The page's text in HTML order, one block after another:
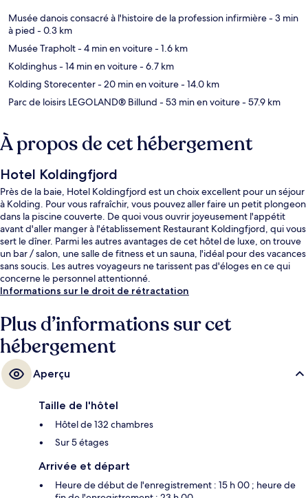
Musée danois consacré à l'histoire de la profession infirmière- 3 min
à pied - 0.3 km
Musée Trapholt- 4 min en voiture- 1.6 km
Koldinghus- 14 min en voiture- 6.7 km
Kolding Storecenter- 20 min en voiture- 14.0 km
Parc de loisirs LEGOLAND® Billund - 53 min en voiture- 57.9 km
À propos de cet hébergement
Hotel Koldingfjord
Près de la baie, Hotel Koldingfjord est un choix excellent pour un séjour
à Kolding. Pour vous rafraîchir, vous pouvez aller faire un petit plongeon
dans la piscine couverte. De quoi vous ouvrir joyeusement l'appétit
avant d'aller manger à l'établissement Restaurant Koldingfjord, qui vous
sert le dîner. Parmi les autres avantages de cet hôtel de luxe, on trouve
un bar / salon, une salle de fitness et un sauna, l'idéal pour des vacances
sans soucis. Les autres voyageurs ne tarissent pas d'éloges en ce qui
concerne le personnel attentionné.
Informations sur le droit de rétractation
Plus d’informations sur cet
hébergement
Aperçu
Taille de l'hôtel
Hôtel de 132 chambres
Sur 5 étages
Arrivée et départ
Heure de début de l'enregistrement : 15 h 00 ; heure de